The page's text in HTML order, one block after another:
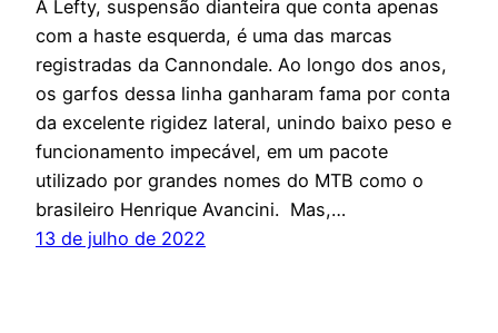
A Lefty, suspensão dianteira que conta apenas
com a haste esquerda, é uma das marcas
registradas da Cannondale. Ao longo dos anos,
os garfos dessa linha ganharam fama por conta
da excelente rigidez lateral, unindo baixo peso e
funcionamento impecável, em um pacote
utilizado por grandes nomes do MTB como o
brasileiro Henrique Avancini. Mas,…
13 de julho de 2022